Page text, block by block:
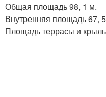
Общая площадь 98, 1 м.
Внутренняя площадь 67,
Площадь террасы и